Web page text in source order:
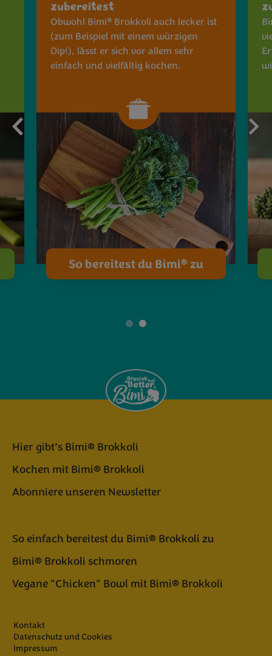
zubereitest
Obwohl Bimi® Brokkoliauch lecker ist
(zum Beispiel mit einem würzigen
Dip!), lässt er sich vor allem sehr
einfach und vielfältig kochen.
So bereitest du Bimi®zu
Hier gibt’s Bimi® Brokkoli
Kochen mit Bimi® Brokkoli
Abonniere unseren Newsletter
So einfach bereitest du Bimi® Brokkoli zu
Bimi® Brokkoli schmoren
Vegane "Chicken" Bowl mit Bimi® Brokkoli
Kontakt
Datenschutz und Cookies
Impressum